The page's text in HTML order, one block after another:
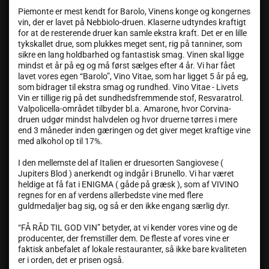
Piemonte er mest kendt for Barolo, Vinens konge og kongernes
vin, der er lavet på Nebbiolo-druen. Klaserne udtyndes kraftigt
for at de resterende druer kan samle ekstra kraft. Det er en lille
tykskallet drue, som plukkes meget sent, rig på tanniner, som
sikre en lang holdbarhed og fantastisk smag. Vinen skal ligge
mindst et år på eg og må først sælges efter 4 år. Vi har fået
lavet vores egen “Barolo”, Vino Vitae, som har ligget 5 år på eg,
som bidrager til ekstra smag og rundhed. Vino Vitae - Livets
Vin er tillige rig på det sundhedsfremmende stof, Resvaratrol.
Valpolicella-området tilbyder bl.a. Amarone, hvor Corvina-
druen udgør mindst halvdelen og hvor druerne tørres i mere
end 3 måneder inden gæringen og det giver meget kraftige vine
med alkohol op til 17%.
I den mellemste del af Italien er druesorten Sangiovese (
Jupiters Blod ) anerkendt og indgår i Brunello. Vi har været
heldige at få fat i ENIGMA ( gåde på græsk ), som af VIVINO
regnes for en af verdens allerbedste vine med flere
guldmedaljer bag sig, og så er den ikke engang særlig dyr.
“FÅ RÅD TIL GOD VIN” betyder, at vi kender vores vine og de
producenter, der fremstiller dem. De fleste af vores vine er
faktisk anbefalet af lokale restauranter, så ikke bare kvaliteten
er i orden, det er prisen også.